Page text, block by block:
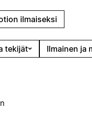
ilmaiseksi
tekijät Ilmainen ja